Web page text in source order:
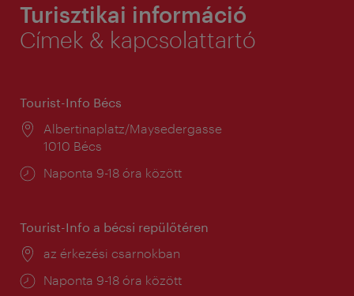
Turisztikai információ
Címek & kapcsolattartó
Tourist-Info Bécs
Helyszín:
Albertinaplatz/Maysedergasse
1010 Bécs
Nyitva
Naponta 9-18 óra között
Tourist-Info a bécsi repülőtéren
Helyszín:
az érkezési csarnokban
Nyitva
Naponta 9-18 óra között